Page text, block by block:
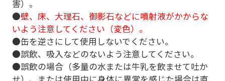
害）。
●壁、床、大理石、御影石などに噴射液がかからな
いよう注意してください（変色）。
●缶を逆さにして使用しないでください。
●誤飲、吸入などのないよう注意してください。
●誤飲の場合（多量の水または牛乳を飲ませて吐か